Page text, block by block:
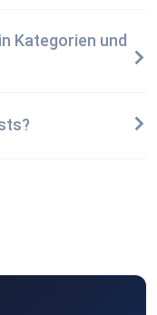
Kategorien und